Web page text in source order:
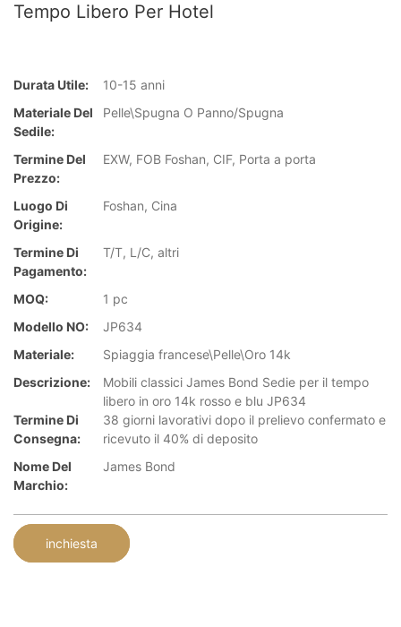
Tempo Libero Per Hotel
Durata Utile:
10-15 anni
Materiale Del
Sedile:
Pelle\Spugna O Panno/Spugna
Termine Del
Prezzo:
EXW, FOB Foshan, CIF, Porta a porta
Luogo Di
Origine:
Foshan, Cina
Termine Di
Pagamento:
T/T, L/C, altri
MOQ:
1 pc
Modello NO:
JP634
Materiale:
Spiaggia francese\Pelle\Oro 14k
Descrizione:
Mobili classici James Bond Sedie per il tempo
libero in oro 14k rosso e blu JP634
Termine Di
Consegna:
38 giorni lavorativi dopo il prelievo confermato e
ricevuto il 40% di deposito
Nome Del
Marchio:
James Bond
inchiesta